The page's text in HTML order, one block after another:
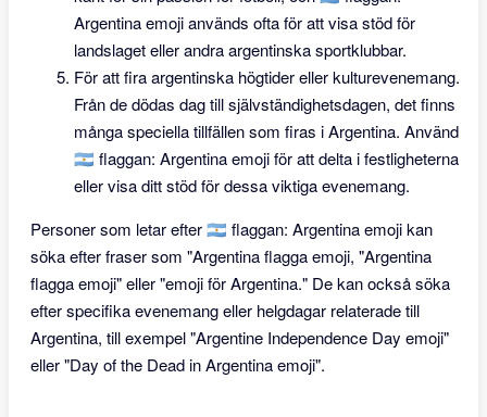
Argentina emoji används ofta för att visa stöd för
landslaget eller andra argentinska sportklubbar.
För att fira argentinska högtider eller kulturevenemang.
Från de dödas dag till självständighetsdagen, det finns
många speciella tillfällen som firas i Argentina. Använd
🇦🇷 flaggan: Argentina emoji för att delta i festligheterna
eller visa ditt stöd för dessa viktiga evenemang.
Personer som letar efter 🇦🇷 flaggan: Argentina emoji kan
söka efter fraser som "Argentina flagga emoji, "Argentina
flagga emoji" eller "emoji för Argentina." De kan också söka
efter specifika evenemang eller helgdagar relaterade till
Argentina, till exempel "Argentine Independence Day emoji"
eller "Day of the Dead in Argentina emoji".